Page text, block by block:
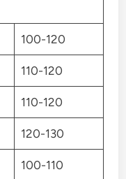
100-120
110-120
110-120
120-130
100-110